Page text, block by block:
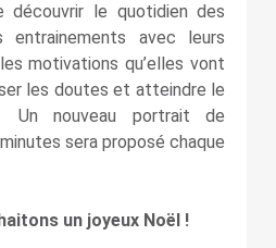
découvrir le quotidien des
entrainements avec leurs
motivations qu’elles vont
les doutes et atteindre le
nouveau portrait de
sera proposé chaque
un joyeux Noël !